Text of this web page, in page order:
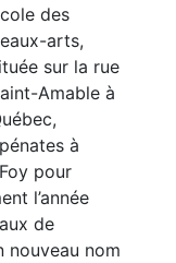
des
arts,
sur la rue
Amable à
à
pour
l’année
de
nouveau nom